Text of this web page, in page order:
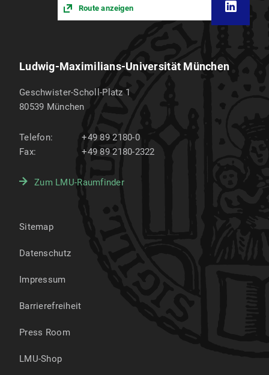
Route anzeigen
Ludwig-Maximilians-Universität München
Geschwister-Scholl-Platz 1
80539 München
Telefon:
+49 89 2180-0
Fax:
+49 89 2180-2322
Zum LMU-Raumfinder
Sitemap
Datenschutz
Impressum
Barrierefreiheit
Press Room
LMU-Shop